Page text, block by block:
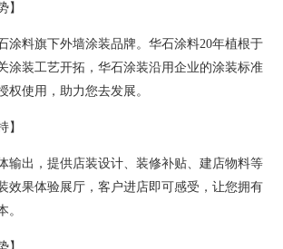
】
涂料旗下外墙涂装品牌。华石涂料20年植根于
涂装工艺开拓，华石涂装沿用企业的涂装标准
权使用，助力您去发展。
】
输出，提供店装设计、装修补贴、建店物料等
效果体验展厅，客户进店即可感受，让您拥有
。